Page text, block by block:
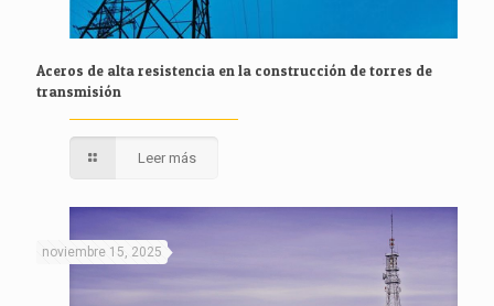
Aceros de alta resistencia en la construcción de torres de
transmisión
Leer más
noviembre 15, 2025